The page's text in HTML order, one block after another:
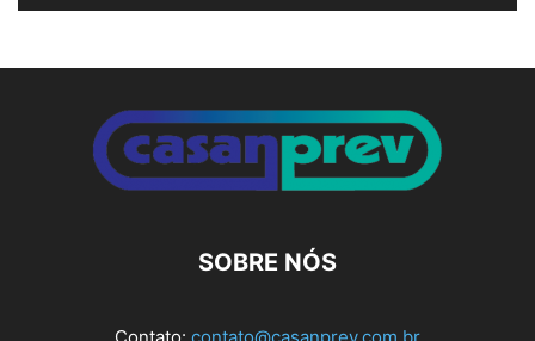
SOBRE NÓS
Contato: contato@casanprev.com.br